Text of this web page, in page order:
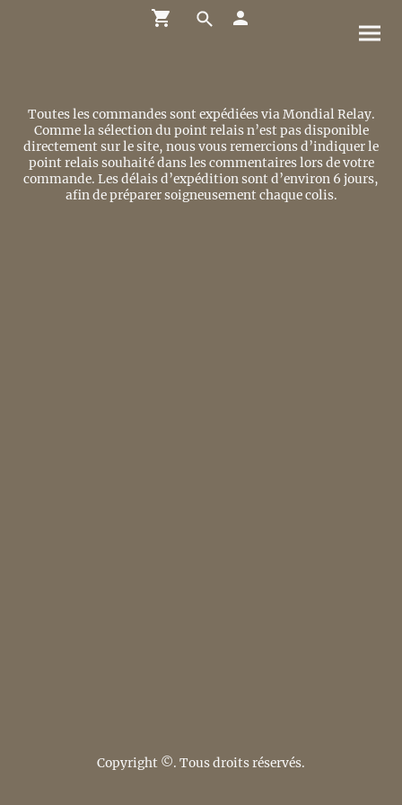
Toutes les commandes sont expédiées via Mondial Relay.
Comme la sélection du point relais n’est pas disponible
directement sur le site, nous vous remercions d’indiquer le
point relais souhaité dans les commentaires lors de votre
commande. Les délais d’expédition sont d’environ 6 jours,
afin de préparer soigneusement chaque colis.
Copyright ©. Tous droits réservés.